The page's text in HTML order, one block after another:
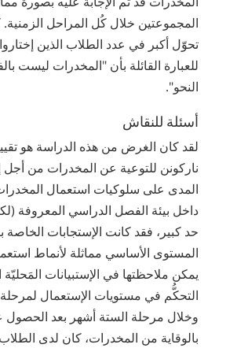
المجموعتين خلال كُل المراحل
تحوّل أكبر في عدد الطلاب الذين
للعبارة القائلة بأن "المخدرات ليست
النحو".
أسئلة للنقاش
لقد كان الغرض من هذه الدراسة هو
ناركونن للتوعية عن المخدرات من أجل
المدى على سلوكيات استعمال
داخل بيئة الفصل الدراسي المعروفة
حد كبير، فقد كانت الإستجابات الخاصة
المستوى الأساسي مماثلة لأنماط
يمكن ملاحظتها في الإستبيانات المَحليّة
التحكُّم في مستويات الإستعمال لمرحلة
وخلال مرحلة الستة أشهر بعد الحصول
بالوقاية من المخدرات، كان لدى